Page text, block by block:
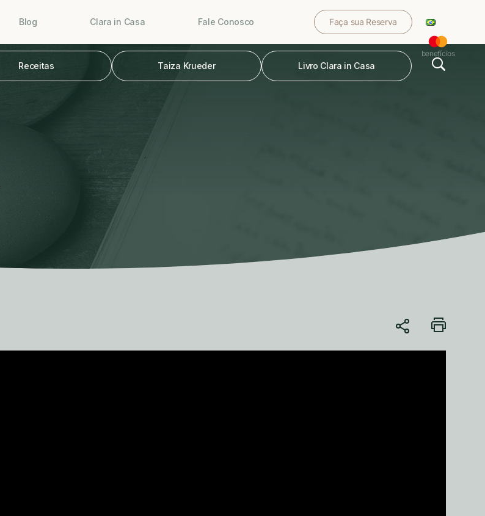
Blog Clara in Casa Fale Conosco Faça sua Reserva
benefícios
Receitas Taiza Krueder Livro Clara in Casa